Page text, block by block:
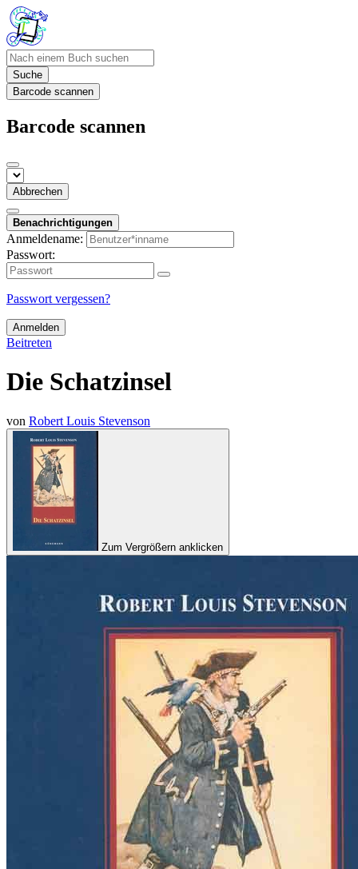
Suche
Barcode scannen
Barcode scannen
Abbrechen
Benachrichtigungen
Anmeldename:
Passwort:
Passwort vergessen?
Anmelden
Beitreten
Die Schatzinsel
von Robert Louis Stevenson
Zum Vergrößern anklicken